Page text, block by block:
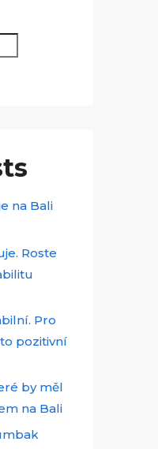
na Bali
Roste
Pro
pozitivní
by měl
na Bali